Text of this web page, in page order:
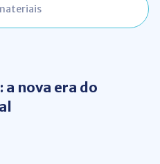
a nova era do